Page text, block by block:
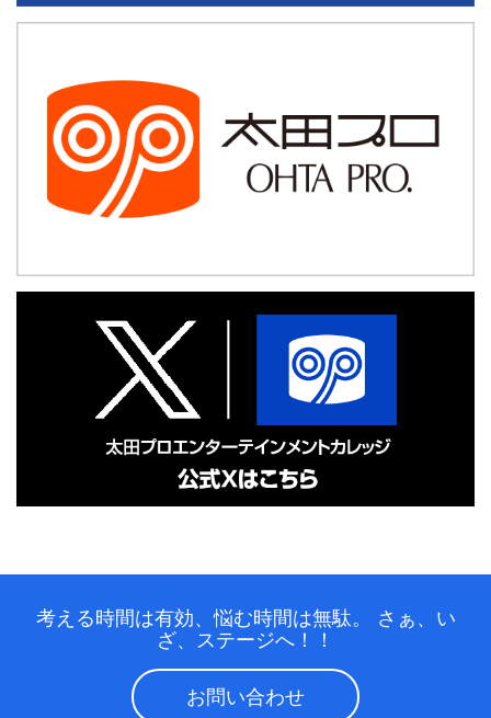
考える時間は有効、悩む時間は無駄。
さぁ、い
ざ、ステージへ！！
お問い合わせ